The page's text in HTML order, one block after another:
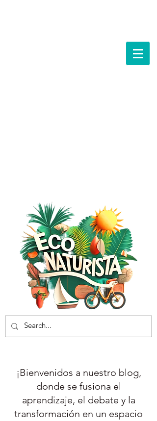
¡Bienvenidos a nuestro blog,
donde se fusiona el
aprendizaje, el debate y la
transformación en un espacio